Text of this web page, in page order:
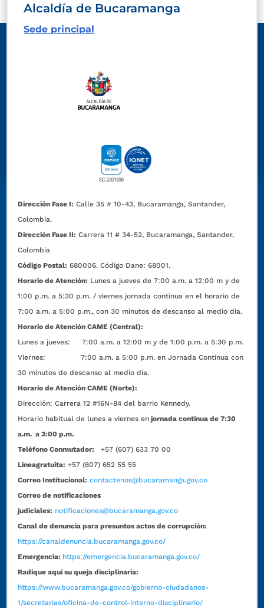
Alcaldía de Bucaramanga
Sede principal
Dirección Fase I: Calle 35 # 10-43, Bucaramanga, Santander,
Colombia.
Dirección Fase II: Carrera 11 # 34-52, Bucaramanga, Santander,
Colombia
Código Postal: 680006. Código Dane: 68001.
Horario de Atención: Lunes a jueves de 7:00 a.m. a 12:00 m y de
1:00 p.m. a 5:30 p.m. / viernes jornada continua en el horario de
7:00 a.m. a 5:00 p.m., con 30 minutos de descanso al medio día.
Horario de Atención CAME (Central):
Lunes a jueves: 7:00 a.m. a 12:00 m y de 1:00 p.m. a 5:30 p.m.
Viernes: 7:00 a.m. a 5:00 p.m. en Jornada Continua con
30 minutos de descanso al medio día.
Horario de Atención CAME (Norte):
Dirección:Carrera 12 #16N-84 del barrio Kennedy.
Horario habitual de lunes a viernes en jornada continua de 7:30
a.m. a 3:00 p.m.
Teléfono Conmutador:
+57 (607) 633 70 00
Líneagratuita: +57 (607) 652 55 55
Correo Institucional: contactenos@bucaramanga.gov.co
Correo de notificaciones
judiciales: notificaciones@bucaramanga.gov.co
Canal de denuncia para presuntos actos de corrupción:
https://canaldenuncia.bucaramanga.gov.co/
Emergencia: https://emergencia.bucaramanga.gov.co/
Radique aquí su queja disciplinaria:
https://www.bucaramanga.gov.co/gobierno-ciudadanos-
1/secretarias/oficina-de-control-interno-disciplinario/